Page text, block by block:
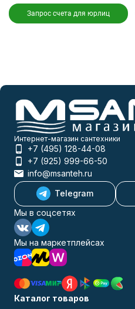
Запрос счета для юрлиц
Интернет-магазин сантехники
+7 (495) 128-44-08
+7 (925) 999-66-50
info@msanteh.ru
Telegram
Мы в соцсетях
Мы на маркетплейсах
Каталог товаров